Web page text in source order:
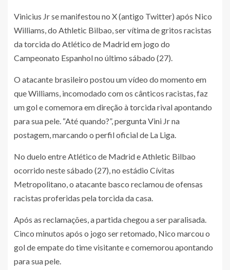
Vinicius Jr se manifestou no X (antigo Twitter) após Nico
Williams, do Athletic Bilbao, ser vítima de gritos racistas
da torcida do Atlético de Madrid em jogo do
Campeonato Espanhol no último sábado (27).
O atacante brasileiro postou um vídeo do momento em
que Williams, incomodado com os cânticos racistas, faz
um gol e comemora em direção à torcida rival apontando
para sua pele. “Até quando?”, pergunta Vini Jr na
postagem, marcando o perfil oficial de La Liga.
No duelo entre Atlético de Madrid e Athletic Bilbao
ocorrido neste sábado (27), no estádio Cívitas
Metropolitano, o atacante basco reclamou de ofensas
racistas proferidas pela torcida da casa.
Após as reclamações, a partida chegou a ser paralisada.
Cinco minutos após o jogo ser retomado, Nico marcou o
gol de empate do time visitante e comemorou apontando
para sua pele.